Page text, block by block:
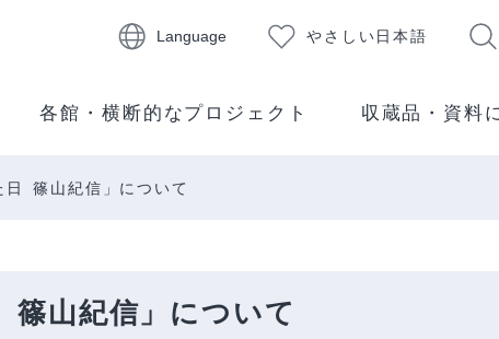
Language やさしい日本語
各館・横断的なプロジェクト 収蔵品・資料
篠山紀信」について
篠山紀信」について